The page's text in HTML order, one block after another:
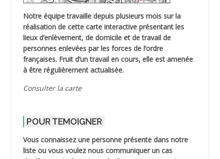
Notre équipe travaille depuis plusieurs mois sur la
réalisation de cette carte interactive présentant les
lieux d’enlèvement, de domicile et de travail de
personnes enlevées par les forces de l’ordre
françaises. Fruit d’un travail en cours, elle est amenée
à être régulièrement actualisée.
Consulter la carte
POUR TEMOIGNER
Vous connaissez une personne présente dans notre
liste ou vous voulez nous communiquer un cas